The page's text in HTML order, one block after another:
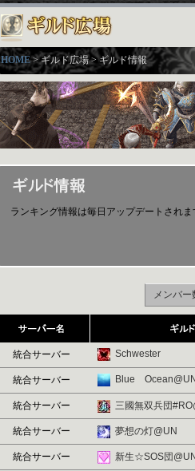
HOME> ギルド広場 > ギルド情報
ランキング情報は毎日アップデートされま
メンバー
統合サーバー Schwester
統合サーバー Blue
統合サーバー 三國無双兵団
統合サーバー 夢想の灯@UN
統合サーバー 新生☆SOS団